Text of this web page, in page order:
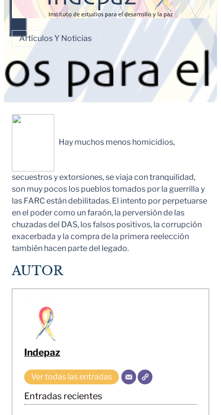
Artículos Y Noticias
Hay muchos menos homicidios,
secuestros y extorsiones, se viaja con tranquilidad,
son muy pocos los pueblos tomados por la guerrilla y
las FARC están debilitadas. El intento por perpetuarse
en el poder como un faraón, la perversión de las
chuzadas del DAS, los falsos positivos, la corrupción
exacerbada y la compra de la primera reelección
también hacen parte del legado.
AUTOR
Indepaz
Ver todas las entradas
Entradas recientes